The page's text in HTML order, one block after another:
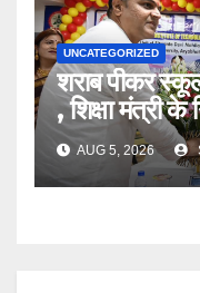
UNCATEGORIZED
शराब पीकर
, शिक्षा मंत्री के
AUG 5, 2026